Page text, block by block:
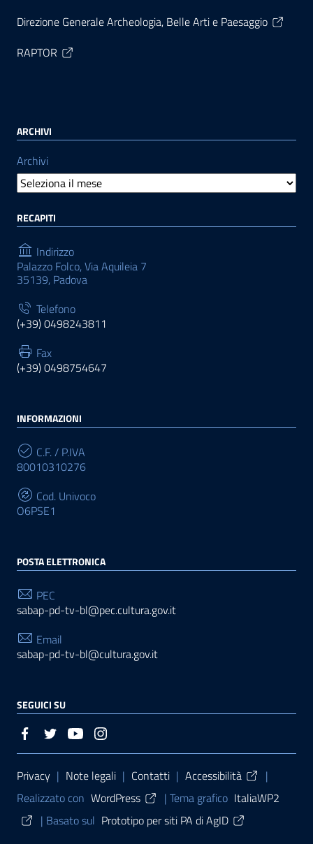
Direzione Generale Archeologia, Belle Arti e Paesaggio
RAPTOR
ARCHIVI
Archivi
RECAPITI
Indirizzo
Palazzo Folco, Via Aquileia 7
35139, Padova
Telefono
(+39) 0498243811
Fax
(+39) 0498754647
INFORMAZIONI
C.F. / P.IVA
80010310276
Cod. Univoco
O6PSE1
POSTA ELETTRONICA
PEC
sabap-pd-tv-bl@pec.cultura.gov.it
Email
sabap-pd-tv-bl@cultura.gov.it
SEGUICI SU
Sezione Link Utili
Privacy | Note legali | Contatti | Accessibilità
|
Realizzato con WordPress | Tema grafico ItaliaWP2
| Basato sul Prototipo per siti PA di AgID